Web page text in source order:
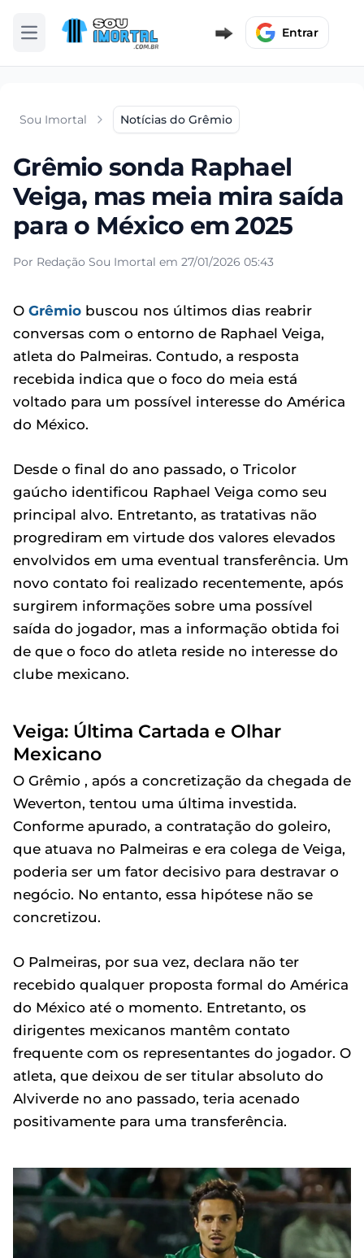
Abrir menu Entrar
Sou Imortal Notícias do Grêmio
Grêmio sonda Raphael
Veiga, mas meia mira saída
para o México em 2025
Por Redação Sou Imortal em 27/01/2026 05:43
O Grêmio buscou nos últimos dias reabrir
conversas com o entorno de Raphael Veiga,
atleta do Palmeiras. Contudo, a resposta
recebida indica que o foco do meia está
voltado para um possível interesse do América
do México.
Desde o final do ano passado, o Tricolor
gaúcho identificou Raphael Veiga como seu
principal alvo. Entretanto, as tratativas não
progrediram em virtude dos valores elevados
envolvidos em uma eventual transferência. Um
novo contato foi realizado recentemente, após
surgirem informações sobre uma possível
saída do jogador, mas a informação obtida foi
de que o foco do atleta reside no interesse do
clube mexicano.
Veiga: Última Cartada e Olhar
Mexicano
O Grêmio , após a concretização da chegada de
Weverton, tentou uma última investida.
Conforme apurado, a contratação do goleiro,
que atuava no Palmeiras e era colega de Veiga,
poderia ser um fator decisivo para destravar o
negócio. No entanto, essa hipótese não se
concretizou.
O Palmeiras, por sua vez, declara não ter
recebido qualquer proposta formal do América
do México até o momento. Entretanto, os
dirigentes mexicanos mantêm contato
frequente com os representantes do jogador. O
atleta, que deixou de ser titular absoluto do
Alviverde no ano passado, teria acenado
positivamente para uma transferência.